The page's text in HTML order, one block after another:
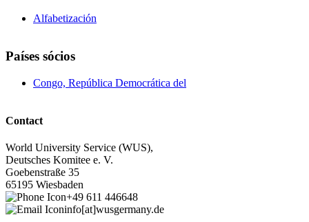
Alfabetización
Países sócios
Congo, República Democrática del
Contact
World University Service (WUS),
Deutsches Komitee e. V.
Goebenstraße 35
65195 Wiesbaden
+49 611 446648
info[at]wusgermany.de